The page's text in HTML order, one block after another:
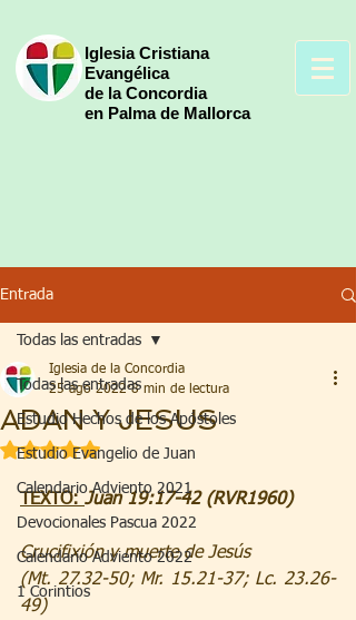
Iglesia Cristiana
Evangélica
de la Concordia
en Palma de Mallorca
Entrada
Todas las entradas
Estudio Hechos de los Apóstoles
Estudio Evangelio de Juan
Calendario Adviento 2021
Devocionales Pascua 2022
Calendario Adviento 2022
1 Corintios
Todas las entradas
ADAN Y JESUS
Iglesia de la Concordia
25 ago 2022 8 min de lectura
Obtuvo NaN de 5 estrellas.
TEXTO: Juan 19:17-42 (RVR1960)
Crucifixión y muerte de Jesús
(Mt. 27.32-50; Mr. 15.21-37; Lc. 23.26-
49)